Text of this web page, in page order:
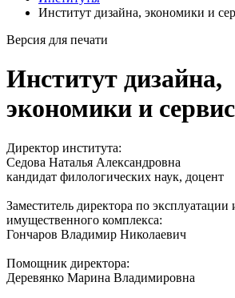
Институт дизайна, экономики и
Версия для печати
Институт дизайна,
экономики и
Директор института:
Седова Наталья Александровна
кандидат филологических наук, доцент
Заместитель директора по
имущественного комплекса:
Гончаров Владимир Николаевич
Помощник директора:
Деревянко Марина Владимировна